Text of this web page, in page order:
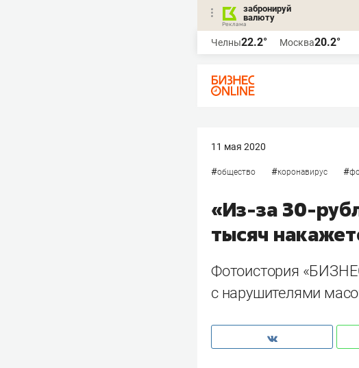
забронируй
валюту
Челны22.2° Москва20.2°
11 мая 2020
#общество #коронавирус #
«Из-за 30-
тысяч
Фотоистория
с нарушителями